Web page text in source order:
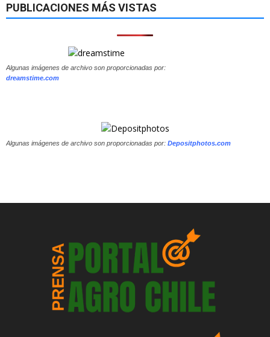
PUBLICACIONES MÁS VISTAS
Algunas imágenes de archivo son proporcionadas por:
dreamstime.com
Algunas imágenes de archivo son proporcionadas por: Depositphotos.com